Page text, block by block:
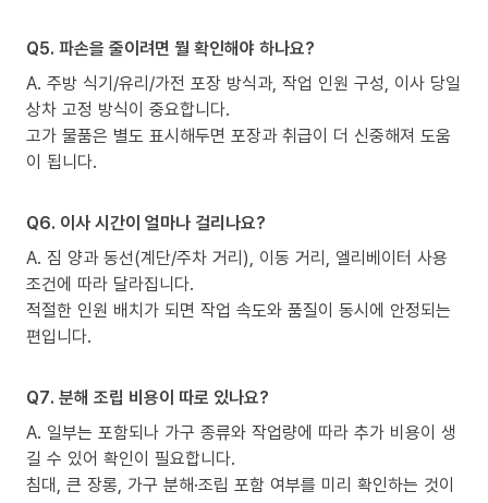
Q5. 파손을 줄이려면 뭘 확인해야 하나요?
A. 주방 식기/유리/가전 포장 방식과, 작업 인원 구성, 이사 당일
상차 고정 방식이 중요합니다.
고가 물품은 별도 표시해두면 포장과 취급이 더 신중해져 도움
이 됩니다.
Q6. 이사 시간이 얼마나 걸리나요?
A. 짐 양과 동선(계단/주차 거리), 이동 거리, 엘리베이터 사용
조건에 따라 달라집니다.
적절한 인원 배치가 되면 작업 속도와 품질이 동시에 안정되는
편입니다.
Q7. 분해 조립 비용이 따로 있나요?
A. 일부는 포함되나 가구 종류와 작업량에 따라 추가 비용이 생
길 수 있어 확인이 필요합니다.
침대, 큰 장롱, 가구 분해·조립 포함 여부를 미리 확인하는 것이